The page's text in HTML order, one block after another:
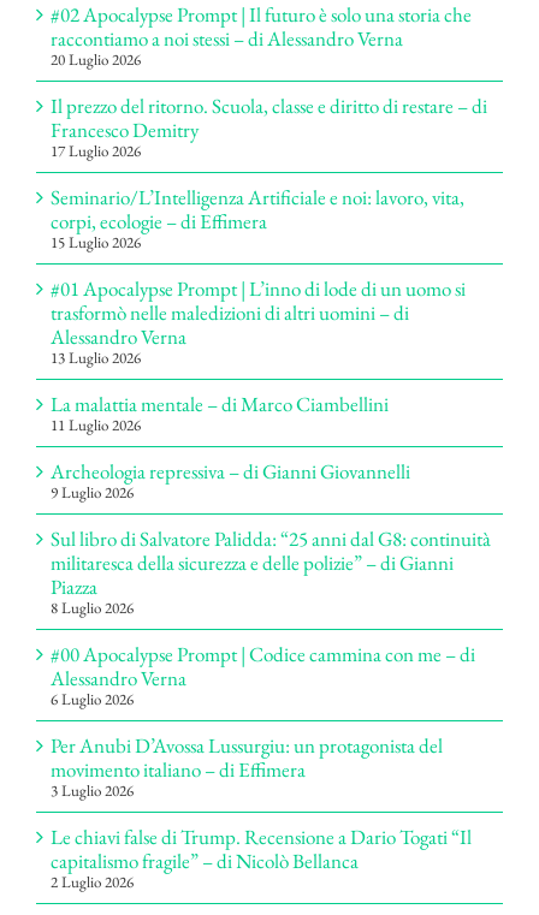
#02 Apocalypse Prompt | Il futuro è solo una storia che
raccontiamo a noi stessi – di Alessandro Verna
20 Luglio 2026
Il prezzo del ritorno. Scuola, classe e diritto di restare – di
Francesco Demitry
17 Luglio 2026
Seminario/L’Intelligenza Artificiale e noi: lavoro, vita,
corpi, ecologie – di Effimera
15 Luglio 2026
#01 Apocalypse Prompt | L’inno di lode di un uomo si
trasformò nelle maledizioni di altri uomini – di
Alessandro Verna
13 Luglio 2026
La malattia mentale – di Marco Ciambellini
11 Luglio 2026
Archeologia repressiva – di Gianni Giovannelli
9 Luglio 2026
Sul libro di Salvatore Palidda: “25 anni dal G8: continuità
militaresca della sicurezza e delle polizie” – di Gianni
Piazza
8 Luglio 2026
#00 Apocalypse Prompt | Codice cammina con me – di
Alessandro Verna
6 Luglio 2026
Per Anubi D’Avossa Lussurgiu: un protagonista del
movimento italiano – di Effimera
3 Luglio 2026
Le chiavi false di Trump. Recensione a Dario Togati “Il
capitalismo fragile” – di Nicolò Bellanca
2 Luglio 2026